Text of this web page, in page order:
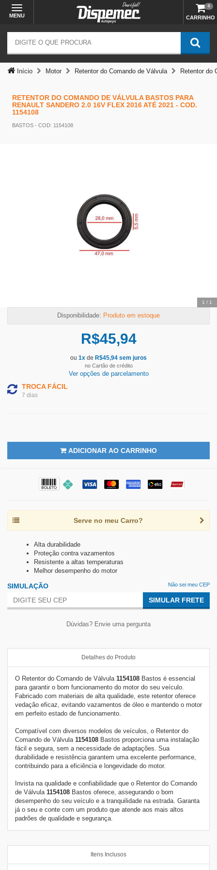
MENU CARRINHO
0
Início Motor Retentor do Comando de Válvula Retentor do
RETENTOR DO COMANDO DE VÁLVULA BASTOS PARA
RENAULT SANDERO 2.0 16V FLEX 2016 ATÉ 2021 - COD.
1154108
BASTOS - COD: 1154108
1 / 1
Disponibilidade: Produto em estoque
R$45,94
ou 1x de R$45,94 sem juros
no Cartão de crédito
Ver opções de parcelamento
TROCA FÁCIL
7 dias
ADICIONAR AO CARRINHO
Temos outras opções mais
adequadas
Serve no meu Carro?
Alta durabilidade
Proteção contra vazamentos
Resistente a altas temperaturas
Melhor desempenho do motor
SIMULAÇÃO Não sei meu CEP
SIMULAR FRETE
Dúvidas? Envie uma pergunta
Detalhes do Produto
O Retentor do Comando de Válvula 1154108 Bastos é essencial
para garantir o bom funcionamento do motor do seu veículo.
Fabricado com materiais de alta qualidade, este retentor oferece
vedação eficaz, evitando vazamentos de óleo e mantendo o motor
em perfeito estado de funcionamento.
Compatível com diversos modelos de veículos, o Retentor do
Comando de Válvula 1154108 Bastos proporciona uma instalação
fácil e segura, sem a necessidade de adaptações. Sua
durabilidade e resistência garantem uma excelente performance,
contribuindo para a eficiência e longevidade do motor.
Invista na qualidade e confiabilidade que o Retentor do Comando
de Válvula 1154108 Bastos oferece, assegurando o bom
desempenho do seu veículo e a tranquilidade na estrada. Garanta
já o seu e conte com um produto que atende aos mais altos
padrões de qualidade e segurança.
Itens Inclusos